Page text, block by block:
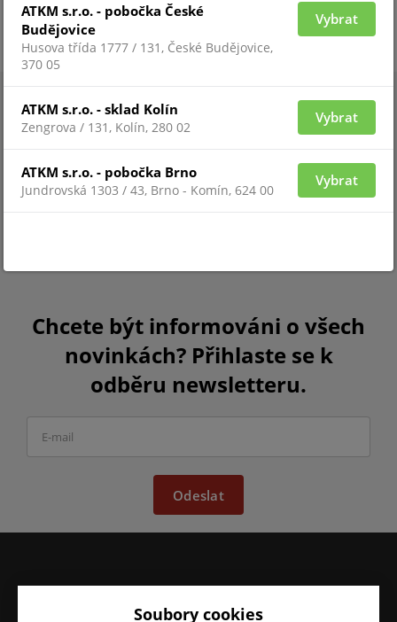
Chcete být informováni o všech
novinkách? Přihlaste se k
odběru newsletteru.
Odeslat
Obchodní podmínky
O nás
Soubory cookies
ATKM s.r.o. - pobočka České
Budějovice
Husova třída 1777 / 131, České Budějovice,
370 05
Vybrat
ATKM s.r.o. - sklad Kolín
Zengrova / 131, Kolín, 280 02
Vybrat
ATKM s.r.o. - pobočka Brno
Jundrovská 1303 / 43, Brno - Komín, 624 00
Vybrat